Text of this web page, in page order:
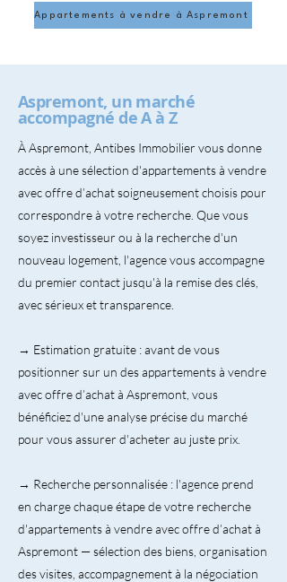
Appartements à vendre à Aspremont
Aspremont, un marché
accompagné de A à Z
À Aspremont, Antibes Immobilier vous donne
accès à une sélection d'appartements à vendre
avec offre d’achat soigneusement choisis pour
correspondre à votre recherche. Que vous
soyez investisseur ou à la recherche d'un
nouveau logement, l'agence vous accompagne
du premier contact jusqu'à la remise des clés,
avec sérieux et transparence.
→ Estimation gratuite : avant de vous
positionner sur un des appartements à vendre
avec offre d’achat à Aspremont, vous
bénéficiez d'une analyse précise du marché
pour vous assurer d'acheter au juste prix.
→ Recherche personnalisée : l'agence prend
en charge chaque étape de votre recherche
d'appartements à vendre avec offre d’achat à
Aspremont — sélection des biens, organisation
des visites, accompagnement à la négociation